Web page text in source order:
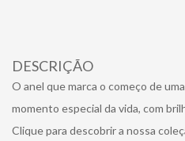
DESCRIÇÃO
O anel que marca o começo de
momento especial da vida, com
Clique para descobrir a nossa